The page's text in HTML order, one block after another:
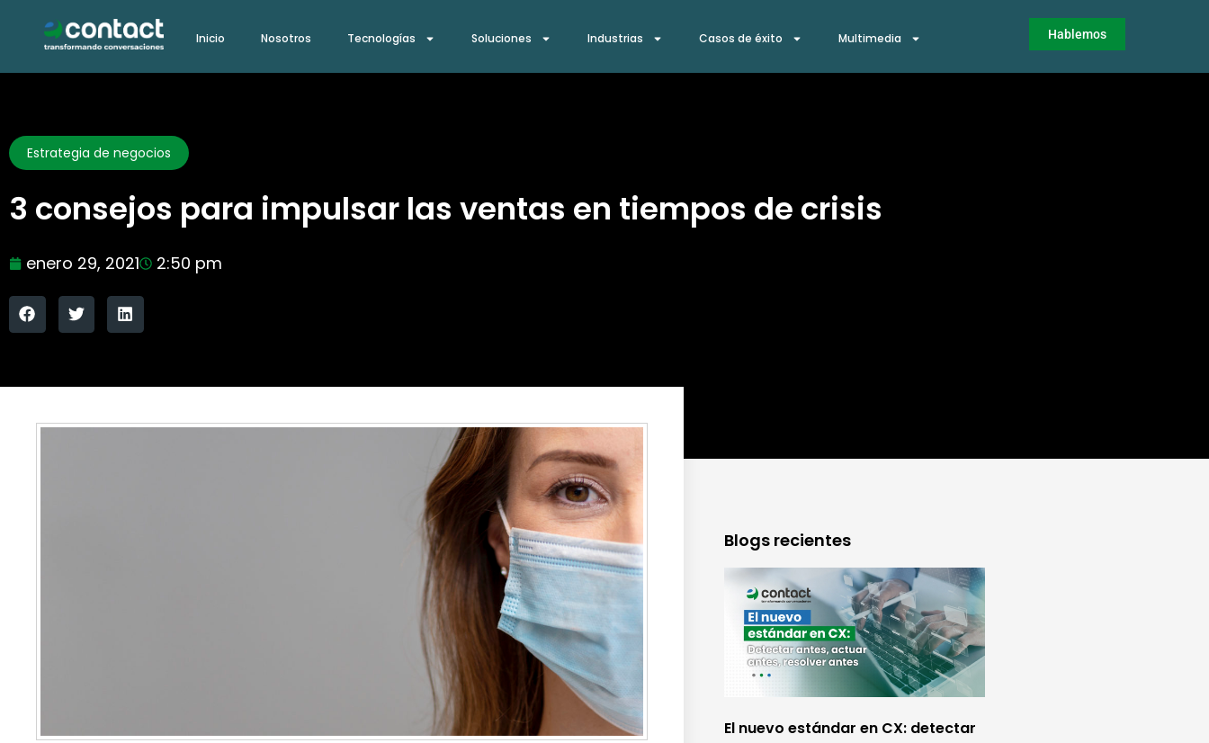
contenido
Inicio Nosotros Tecnologías Soluciones Industrias Casos de éxito Multimedia Hablemos
Estrategia de negocios
3 consejos para impulsar las ventas en tiempos de crisis
enero 29, 2021 2:50 pm
Blogs recientes
El nuevo estándar en CX: detectar